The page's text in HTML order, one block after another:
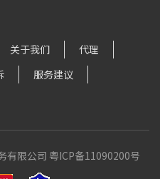
关于我们
代理
服务建议
有限公司 粤ICP备11090200号